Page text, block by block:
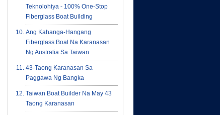
Teknolohiya - 100% One-Stop
Fiberglass Boat Building
Ang Kahanga-Hangang
Fiberglass Boat Na Karanasan
Ng Australia Sa Taiwan
43-Taong Karanasan Sa
Paggawa Ng Bangka
Taiwan Boat Builder Na May 43
Taong Karanasan